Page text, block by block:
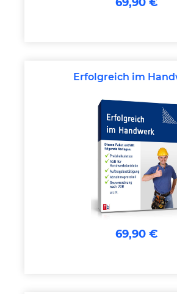
Erfolgreich im
69,90 €